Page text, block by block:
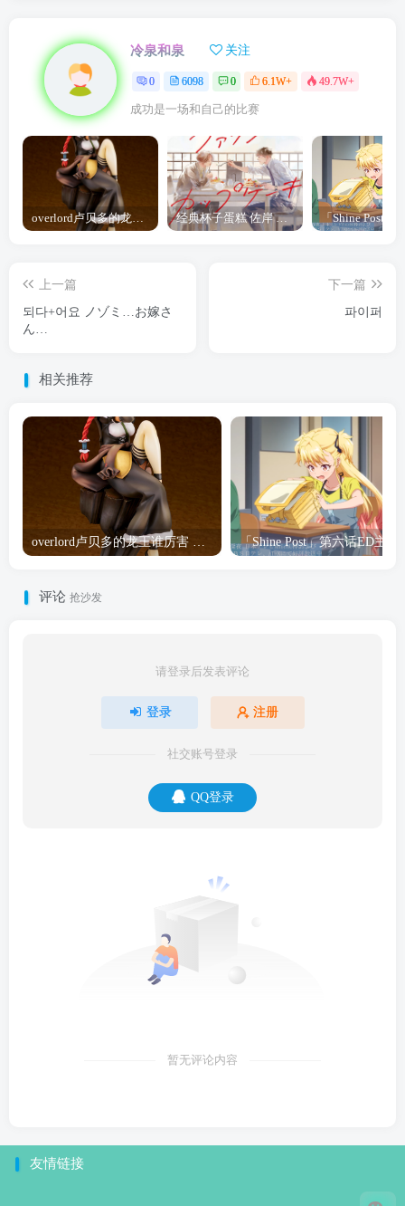
冷泉和泉 关注
0 6098 0 6.1W+ 49.7W+
成功是一场和自己的比赛
overlord卢贝多的龙王谁厉害 「Overlord」露普斯蕾琪娜·贝塔手办开订 经典杯子蛋糕 佐岸 漫画「经典杯子蛋糕」宣布真人日剧化
上一篇
되다+어요 ノゾミ…お嫁さ
ん…
下一篇
파이퍼
相关推荐
overlord卢贝多的龙王谁厉害 「Overlord」露普斯蕾琪娜·贝塔手办开订
评论 抢沙发
请登录后发表评论
登录 注册
社交账号登录
QQ登录
暂无评论内容
友情链接